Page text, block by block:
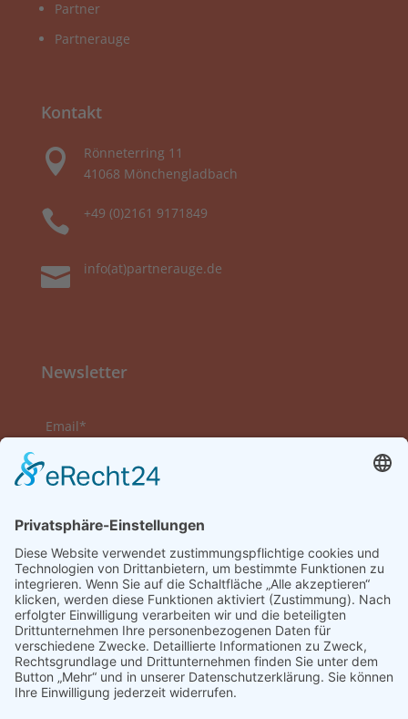
Partner
Partnerauge
Kontakt

Rönneterring 11
41068 Mönchengladbach
 +49 (0)2161 9171849
 info(at)partnerauge.de
Newsletter
Email*
Nachname
Datenschutzerklärung zur Kenntnis genommen
und akzeptiert.